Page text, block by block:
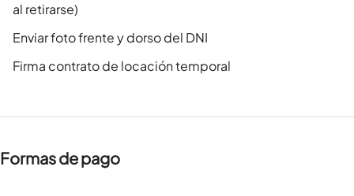
al retirarse)
Enviar foto frente y dorso del DNI
Firma contrato de locación temporal
Formas de pago